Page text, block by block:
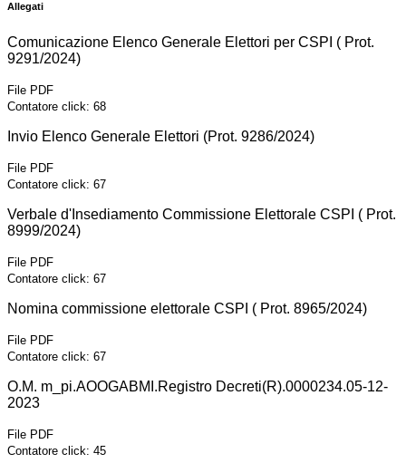
Allegati
Comunicazione Elenco Generale Elettori per CSPI ( Prot.
9291/2024)
File PDF
Contatore click: 68
Invio Elenco Generale Elettori (Prot. 9286/2024)
File PDF
Contatore click: 67
Verbale d'Insediamento Commissione Elettorale CSPI ( Prot.
8999/2024)
File PDF
Contatore click: 67
Nomina commissione elettorale CSPI ( Prot. 8965/2024)
File PDF
Contatore click: 67
O.M. m_pi.AOOGABMI.Registro Decreti(R).0000234.05-12-
2023
File PDF
Contatore click: 45